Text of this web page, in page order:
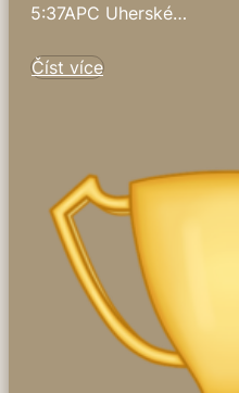
5:37APC Uherské…
Číst více